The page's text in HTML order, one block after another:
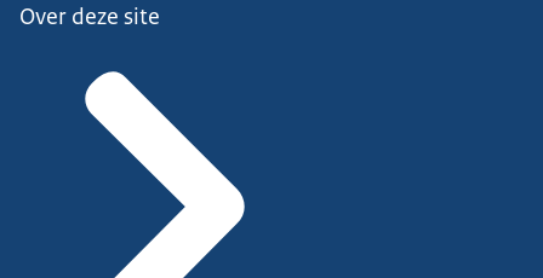
Over deze site